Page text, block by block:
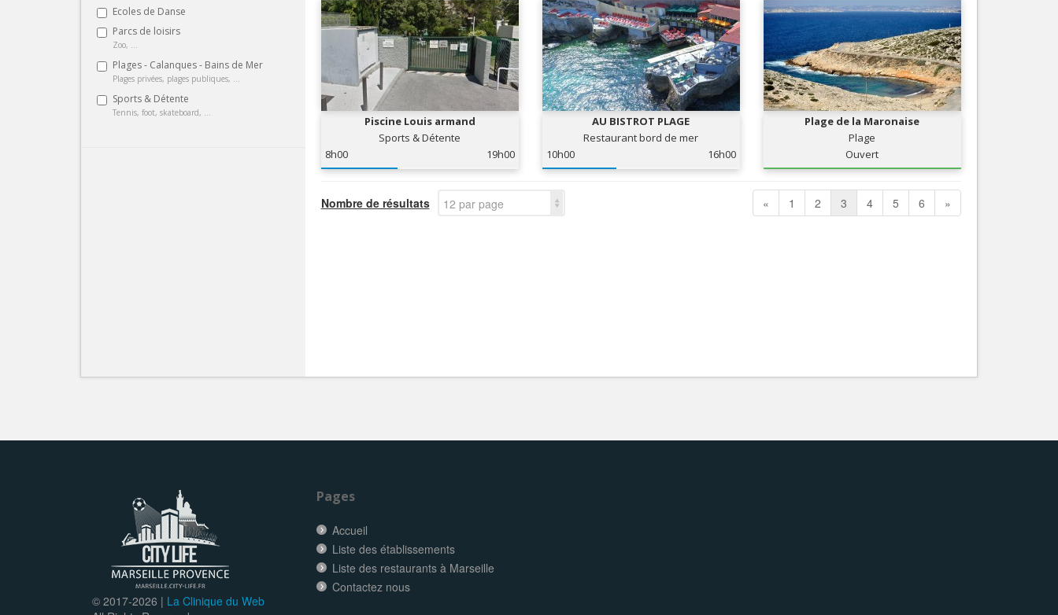
Ecoles de Danse
Parcs de loisirs
Zoo, ...
Plages - Calanques - Bains de Mer
Plages privées, plages publiques, ...
Sports & Détente
Tennis, foot, skateboard, ...
Piscine Louis armand
Sports & Détente
8h00
19h00
AU BISTROT PLAGE
Restaurant bord de mer
10h00
16h00
Plage de la Maronaise
Plage
Ouvert
Nombre de résultats 12 par page « 1 2 3 4 5 6 »
© 2017-2026 | La Clinique du Web
Pages
Accueil
Liste des établissements
Liste des restaurants à Marseille
Contactez nous